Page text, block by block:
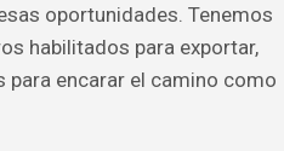
oportunidades. Tenemos
habilitados para exportar,
encarar el camino como